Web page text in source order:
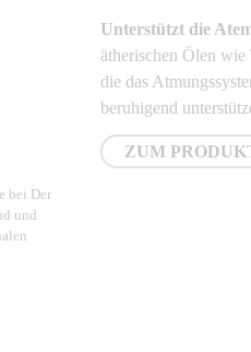
bei Der
und
Unterstützt die
ätherischen Ölen
die das
beruhigend
ZUM